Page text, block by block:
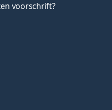
voorschrift?